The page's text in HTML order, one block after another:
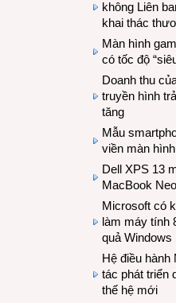
không Liên
khai thác
Màn hình
có tốc độ
Doanh thu
truyền hình
tăng
Mẫu
viền màn
Dell XPS 13
MacBook
Microsoft có
làm máy tính
quả Windows
Hệ điều
tác phát triển
thế hệ mới